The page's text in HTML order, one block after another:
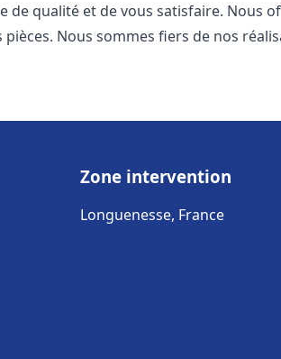
de qualité et de vous satisfaire. Nous
pièces. Nous sommes fiers de nos
Zone intervention
Longuenesse, France